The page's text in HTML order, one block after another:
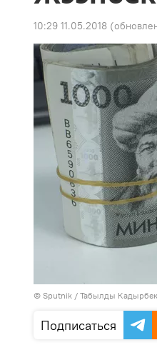
10:29 11.05.2018
© Sputnik / Табылды
Подписаться